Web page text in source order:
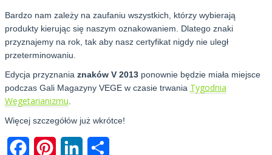
Bardzo nam zależy na zaufaniu wszystkich, którzy wybierają
produkty kierując się naszym oznakowaniem. Dlatego znaki
przyznajemy na rok, tak aby nasz certyfikat nigdy nie uległ
przeterminowaniu.
Edycja przyznania znaków V 2013ponownie będzie miała miejsce
podczas Gali Magazyny VEGE w czasie trwania Tygodnia
Wegetarianizmu
Więcej szczegółów już wkrótce!
FacebookPinterestLinkedIn